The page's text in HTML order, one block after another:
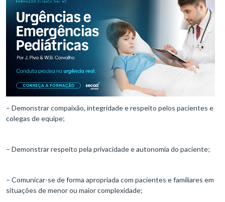
– Demonstrar compaixão, integridade e respeito pelos pacientes e
colegas de equipe;
– Demonstrar respeito pela privacidade e autonomia do paciente;
– Comunicar-se de forma apropriada com pacientes e familiares em
situações de menor ou maior complexidade;